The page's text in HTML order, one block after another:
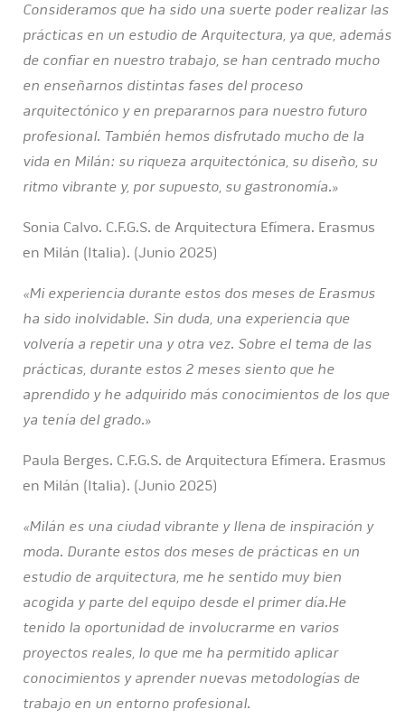
Consideramos que ha sido una suerte poder realizar las
prácticas en un estudio de Arquitectura, ya que, además
de confiar en nuestro trabajo, se han centrado mucho
en enseñarnos distintas fases del proceso
arquitectónico y en prepararnos para nuestro futuro
profesional. También hemos disfrutado mucho de la
vida en Milán: su riqueza arquitectónica, su diseño, su
ritmo vibrante y, por supuesto, su gastronomía.»
Sonia Calvo. C.F.G.S. de Arquitectura Efímera. Erasmus
en Milán (Italia). (Junio 2025)
«Mi experiencia durante estos dos meses de Erasmus
ha sido inolvidable. Sin duda, una experiencia que
volvería a repetir una y otra vez. Sobre el tema de las
prácticas, durante estos 2 meses siento que he
aprendido y he adquirido más conocimientos de los que
ya tenía del grado.»
Paula Berges. C.F.G.S. de Arquitectura Efímera. Erasmus
en Milán (Italia). (Junio 2025)
«Milán es una ciudad vibrante y llena de inspiración y
moda. Durante estos dos meses de prácticas en un
estudio de arquitectura, me he sentido muy bien
acogida y parte del equipo desde el primer día.He
tenido la oportunidad de involucrarme en varios
proyectos reales, lo que me ha permitido aplicar
conocimientos y aprender nuevas metodologías de
trabajo en un entorno profesional.